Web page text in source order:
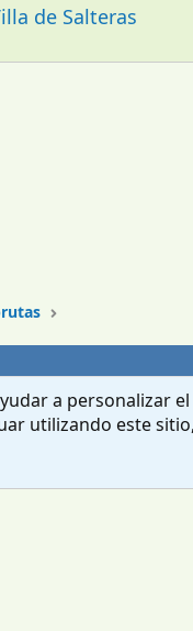
de Salteras
a personalizar
utilizando este